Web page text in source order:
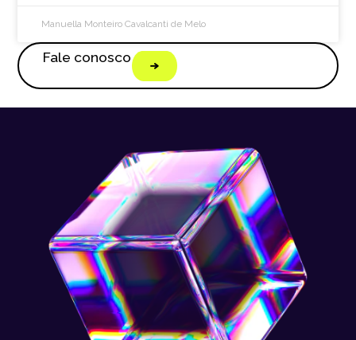
Manuella Monteiro Cavalcanti de Melo
Fale conosco